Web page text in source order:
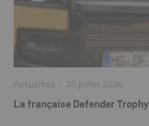
Actualités · 20 juillet 2026
La française Defender Trophy